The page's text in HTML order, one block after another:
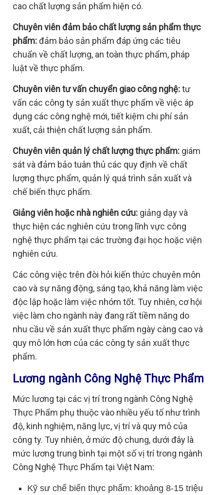
cao chất lượng sản phẩm hiện có.
Chuyên viên đảm bảo chất lượng sản phẩm thực
phẩm:đảm bảo sản phẩm đáp ứng các tiêu
chuẩn về chất lượng, an toàn thực phẩm, pháp
luật về thực phẩm.
Chuyên viên tư vấn chuyển giao công nghệ:tư
vấn các công ty sản xuất thực phẩm về việc áp
dụng các công nghệ mới, tiết kiệm chi phí sản
xuất, cải thiện chất lượng sản phẩm.
Chuyên viên quản lý chất lượng thực phẩm: giám
sát và đảm bảo tuân thủ các quy định về chất
lượng thực phẩm, quản lý quá trình sản xuất và
chế biến thực phẩm.
Giảng viên hoặc nhà nghiên cứu: giảng dạy và
thực hiện các nghiên cứu trong lĩnh vực công
nghệ thực phẩm tại các trường đại học hoặc viện
nghiên cứu.
Các công việc trên đòi hỏi kiến thức chuyên môn
cao và sự năng động, sáng tạo, khả năng làm việc
độc lập hoặc làm việc nhóm tốt. Tuy nhiên, cơ hội
việc làm cho ngành này đang rất tiềm năng do
nhu cầu về sản xuất thực phẩm ngày càng cao và
quy mô lớn hơn của các công ty sản xuất thực
phẩm.
Lương ngành Công Nghệ Thực Phẩm
Mức lương tại các vị trí trong ngành Công Nghệ
Thực Phẩm phụ thuộc vào nhiều yếu tố như trình
độ, kinh nghiệm, năng lực, vị trí và quy mô của
công ty. Tuy nhiên, ở mức độ chung, dưới đây là
mức lương trung bình tại một số vị trí trong ngành
Công Nghệ Thực Phẩm tại Việt Nam:
Kỹ sư chế biến thực phẩm: khoảng 8-15 triệu